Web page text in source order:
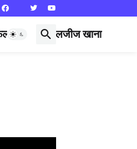
दुनिया लजीज खाना